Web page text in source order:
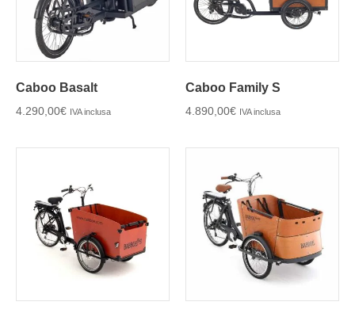
Caboo Basalt
4.290,00€ IVA inclusa
Caboo Family S
4.890,00€ IVA inclusa